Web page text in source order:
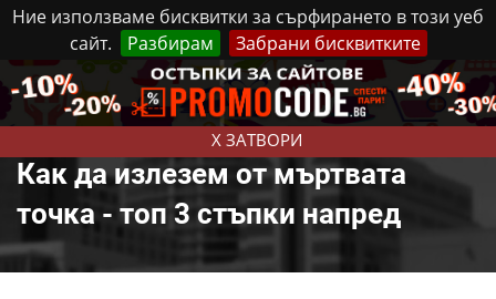
Ние използваме бисквитки за сърфирането в този уеб
сайт.
Разбирам Забрани бисквитките
X ЗАТВОРИ
Събота, 8 Август, 2026 Реклама Контакти
Как да излезем от мъртвата
точка - топ 3 стъпки напред